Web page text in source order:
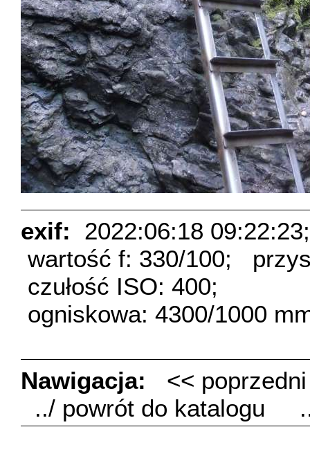
exif:
2022:06:18 09:22:23;
wartość f: 330/100;
czułość ISO: 400;
ogniskowa: 4300/1000
Nawigacja:
<<
../ powrót do katalogu